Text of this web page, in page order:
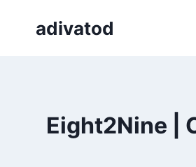
adivatod
Eight2Nine |